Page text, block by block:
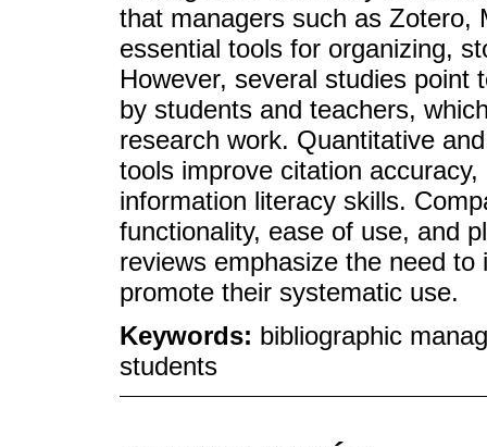
that managers such as Zotero,
essential tools for organizing,
However, several studies point
by students and teachers,
research work. Quantitative
tools improve citation
information literacy skills.
functionality, ease of use, and
reviews emphasize the need
promote their systematic use.
Keywords: bibliographic
students